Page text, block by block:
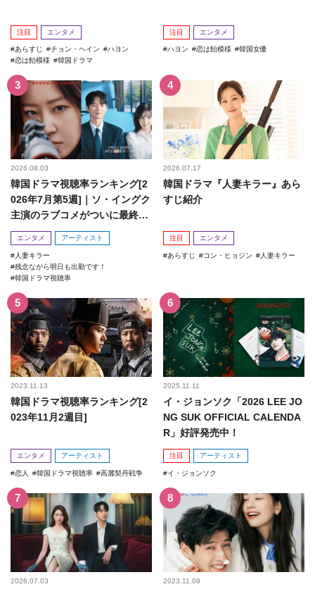
注目 エンタメ
あらすじ チョン・ヘイン
ハヨン
恋は飴模様
韓国ドラマ
注目 エンタメ
ハヨン 恋は飴模様 韓国女優
2026.08.03
韓国ドラマ視聴率ランキング[2
026年7月第5週]｜ソ・イングク
主演のラブコメがついに最終
回！
エンタメ アーティスト
人妻キラー
残念ながら明日も出勤です！
韓国ドラマ視聴率
2026.07.17
韓国ドラマ『人妻キラー』あら
すじ紹介
注目 エンタメ
あらすじ コン・ヒョジン 人妻キラー
2023.11.13
韓国ドラマ視聴率ランキング[2
023年11月2週目]
エンタメ アーティスト
恋人 韓国ドラマ視聴率 高麗契丹戦争
2025.11.11
イ・ジョンソク「2026 LEE JO
NG SUK OFFICIAL CALENDA
R」好評発売中！
注目 アーティスト
イ・ジョンソク
2026.07.03 2023.11.09